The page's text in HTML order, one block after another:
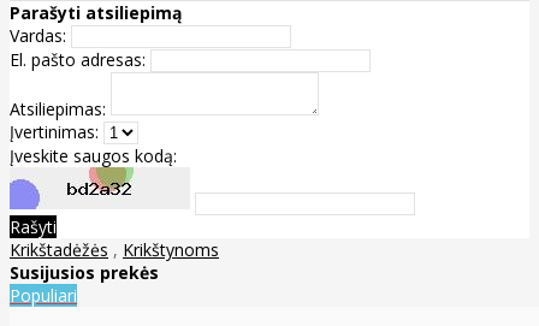
Parašyti atsiliepimą
Vardas:
El. pašto adresas:
Atsiliepimas:
Įvertinimas:
Įveskite saugos kodą:
Rašyti
Krikštadėžės , Krikštynoms
Susijusios prekės
Populiari